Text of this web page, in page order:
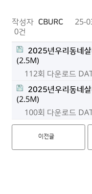
작성자 CBURC 25-
0건
2025년우리동네
(2.5M)
112회 다운로드
2025년우리동네
(2.5M)
100회 다운로드
이전글